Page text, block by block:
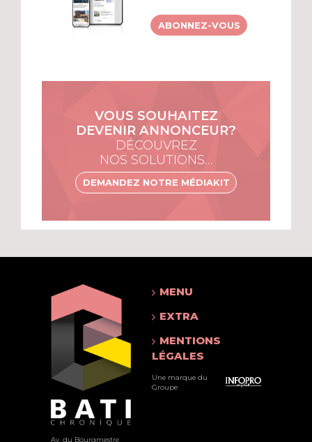
ABONNEZ-VOUS
VOUS SOUHAITEZ
DEVENIR ANNONCEUR?
DÉCOUVREZ
NOS SOLUTIONS…
DEMANDEZ NOTRE MÉDIAKIT
Av. du Bourgmestre
MENU
EXTRA
MENTIONS
LÉGALES
Une marque du
Groupe